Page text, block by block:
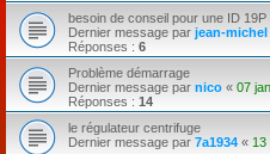
besoin de conseil pour une ID 19P
Dernier message par jean-michel
Réponses : 6
Problème démarrage
Dernier message par nico « 07
Réponses : 14
le régulateur centrifuge
Dernier message par 7a1934 « 13